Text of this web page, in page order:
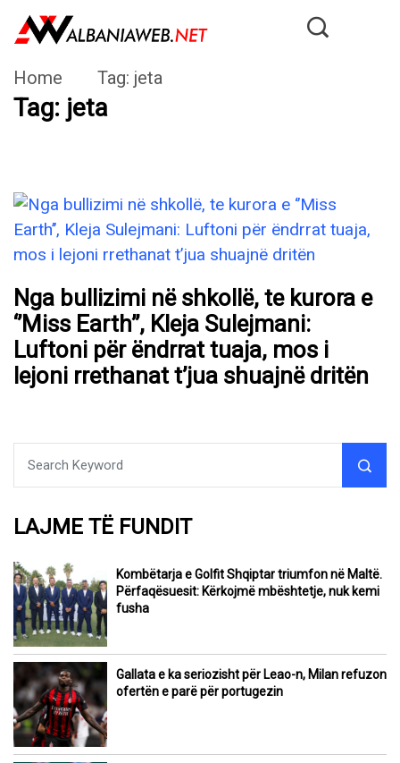
Home Tag: jeta
Tag: jeta
Nga bullizimi në shkollë, te kurora e
‘’Miss Earth’’, Kleja Sulejmani:
Luftoni për ëndrrat tuaja, mos i
lejoni rrethanat t’jua shuajnë dritën
LAJME TË FUNDIT
Kombëtarja e Golfit Shqiptar triumfon në Maltë.
Përfaqësuesit: Kërkojmë mbështetje, nuk kemi
fusha
Gallata e ka seriozisht për Leao-n, Milan refuzon
ofertën e parë për portugezin